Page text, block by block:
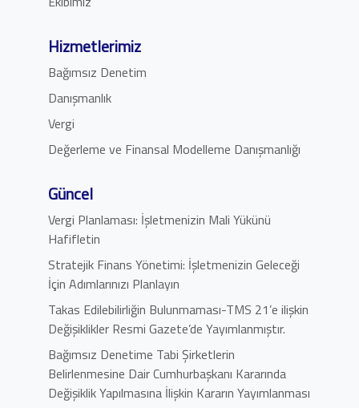
Hizmetlerimiz
Bağımsız Denetim
Danışmanlık
Vergi
Değerleme ve Finansal Modelleme Danışmanlığı
Güncel
Vergi Planlaması: İşletmenizin Mali Yükünü
Hafifletin
Stratejik Finans Yönetimi: İşletmenizin Geleceği
İçin Adımlarınızı Planlayın
Takas Edilebilirliğin Bulunmaması-TMS 21’e ilişkin
Değişiklikler Resmi Gazete’de Yayımlanmıştır.
Bağımsız Denetime Tabi Şirketlerin
Belirlenmesine Dair Cumhurbaşkanı Kararında
Değişiklik Yapılmasına İlişkin Kararın Yayımlanması